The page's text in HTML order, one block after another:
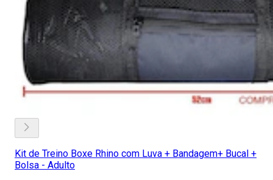
Kit de Treino Boxe Rhino com Luva + Bandagem+ Bucal +
Bolsa - Adulto